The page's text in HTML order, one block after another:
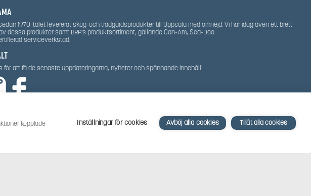
kopplade
Inställningar för cookies Avböj alla cookies Tillåt alla cookies
1970-talet levererat skog-och trädgårdsprodukter till Uppsala med omnejd. Vi har idag även ett brett
dessa produkter samt BRP:s produktsortiment, gällande Can-Am, Sea-Doo.
serviceverkstad.
för att få de senaste uppdateringarna, nyheter och spännande innehåll.